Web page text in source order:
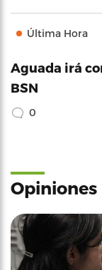
Última Hora
Aguada irá
BSN
0
Opiniones